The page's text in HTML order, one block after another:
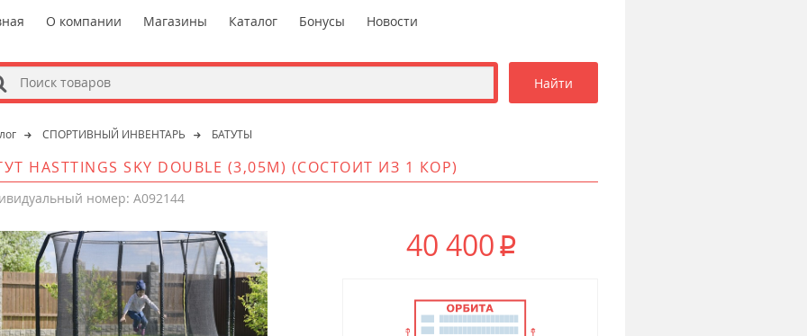
О компании Магазины Каталог Бонусы Новости
СПОРТИВНЫЙ ИНВЕНТАРЬ БАТУТЫ
HASTTINGS SKY DOUBLE (3,05М) (СОСТОИТ ИЗ 1 КОР)
номер: A092144
40 400 p